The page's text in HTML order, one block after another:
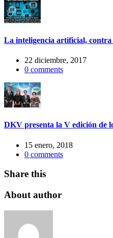
Email
La inteligencia artificial, contra
22 diciembre, 2017
0 comments
DKV presenta la V edición de
15 enero, 2018
0 comments
Share this
About author